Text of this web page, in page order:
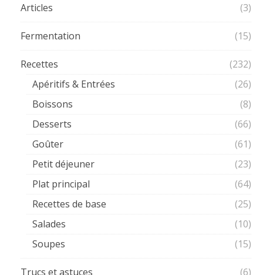
Articles (3)
Fermentation (15)
Recettes
(232)
Apéritifs & Entrées
(26)
Boissons
(8)
Desserts
(66)
Goûter
(61)
Petit déjeuner
(23)
Plat principal
(64)
Recettes de base
(25)
Salades
(10)
Soupes
(15)
Trucs et astuces (6)